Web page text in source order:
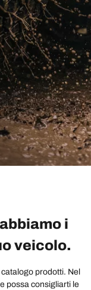
i
veicolo.
prodotti. Nel
possa consigliarti le